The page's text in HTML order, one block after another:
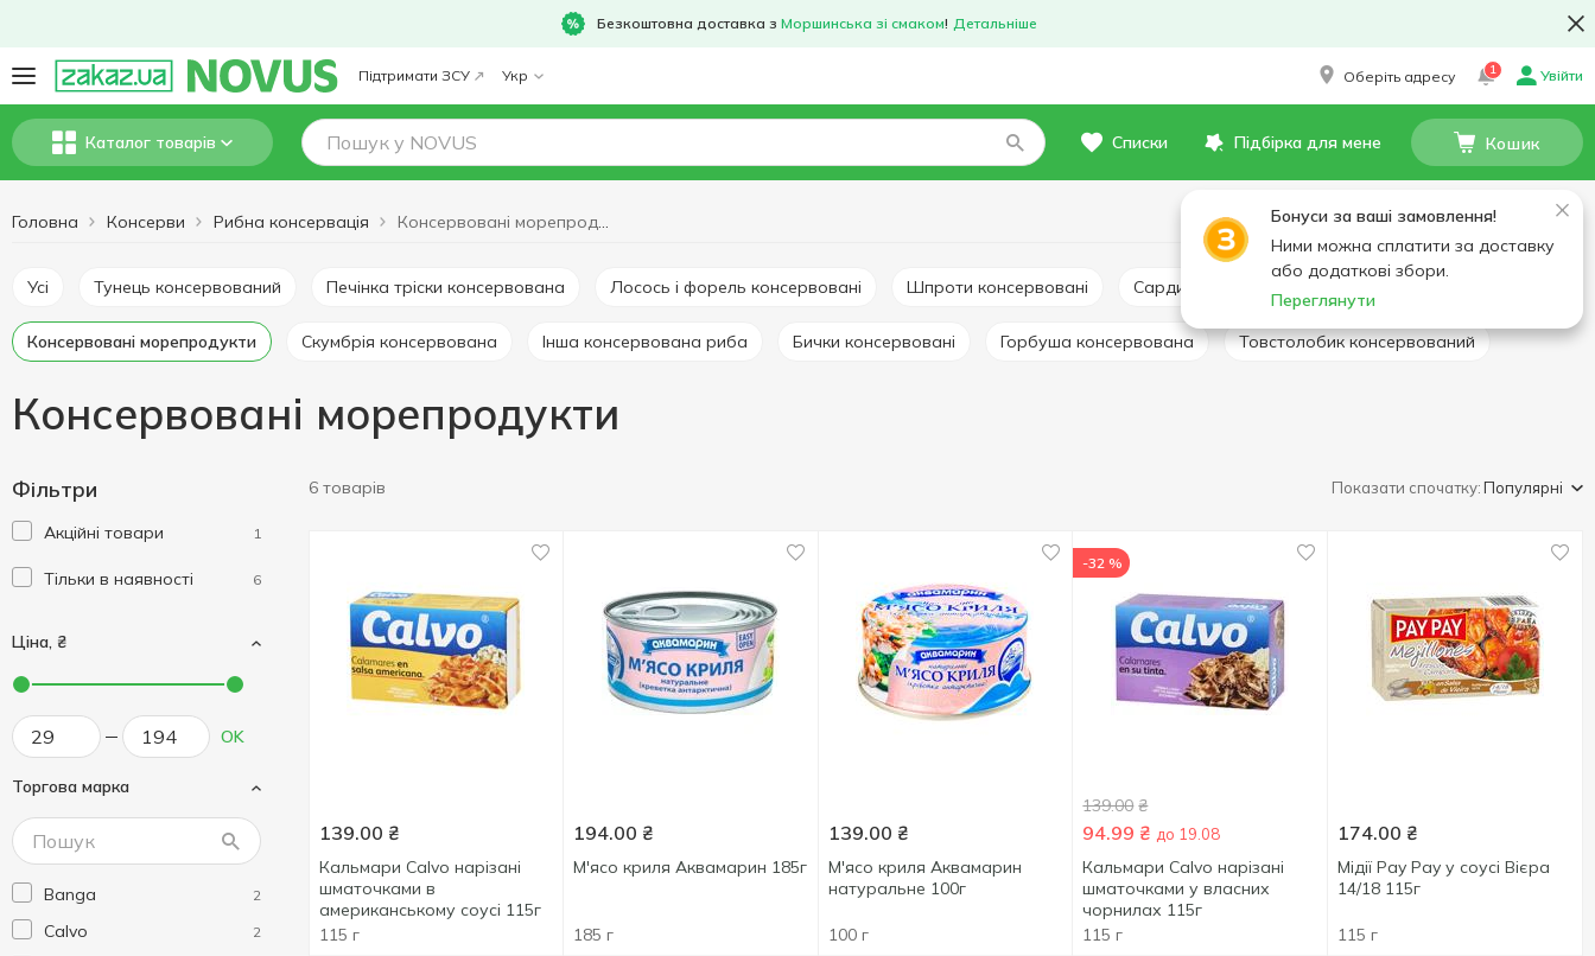
Безкоштовна доставка з Моршинська зі смаком! Детальніше
Підтримати ЗСУ Укр Оберіть адресу 1 Увійти
Каталог товарів Списки Підбірка для мене Кошик
Бонуси за ваші замовлення!
Ними можна сплатити за доставку
або додаткові збори.
Переглянути
Головна Консерви Рибна консервація Консервовані морепродукти
Усі Тунець консервований Печінка тріски консервована Лосось і форель консервовані Шпроти консервовані Сардина консервована Кілька консервована
Консервовані морепродукти Скумбрія консервована Інша консервована риба Бички консервовані Горбуша консервована Товстолобик консервований
Консервовані морепродукти
Фільтри
Акційні товари 1
Тільки в наявності 6
Ціна, ₴
OK
Торгова марка
Banga 2
Calvo 2
6 товарів Показати спочатку:Популярні
139.00 ₴
Кальмари Calvo нарізані
шматочками в
американському соусі 115г
115 г
194.00 ₴
М'ясо криля Аквамарин 185г
185 г
139.00 ₴
М'ясо криля Аквамарин
натуральне 100г
100 г
-32 %
139.00 ₴
94.99 ₴ до 19.08
Кальмари Calvo нарізані
шматочками у власних
чорнилах 115г
115 г
174.00 ₴
Мідії Pay Pay у соусі Вієра
14/18 115г
115 г